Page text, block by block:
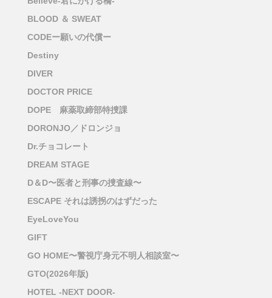
BLOOD ＆ SWEAT
CODEー願いの代償ー
Destiny
DIVER
DOCTOR PRICE
DOPE 麻薬取締部特捜課
DORONJO／ドロンジョ
Dr.チョコレート
DREAM STAGE
D＆D〜医者と刑事の捜査線〜
ESCAPE それは誘拐のはずだった
EyeLoveYou
GIFT
GO HOME〜警視庁身元不明人相談室〜
GTO(2026年版)
HOTEL -NEXT DOOR-